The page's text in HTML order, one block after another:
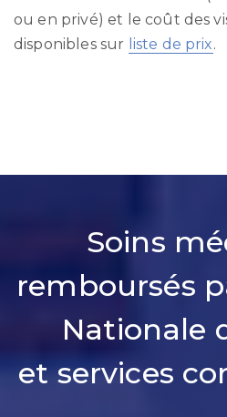
ou en privé) et le coût des
disponibles sur liste de prix.
Soins
remboursés
Nationale
et services